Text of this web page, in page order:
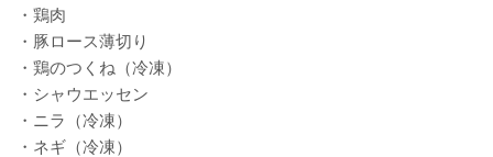
・鶏肉
・豚ロース薄切り
・鶏のつくね（冷凍）
・シャウエッセン
・ニラ（冷凍）
・ネギ（冷凍）